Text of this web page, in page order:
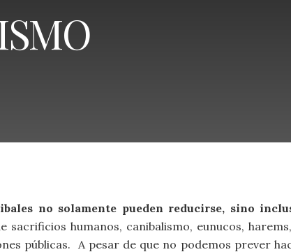
no solamente pueden reducirse, sino
humanos, canibalismo, eunucos,
públicas. A pesar de que no podemos prever